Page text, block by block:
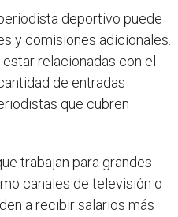
deportivo puede
y comisiones adicionales.
relacionadas con el
de entradas
que cubren
trabajan para grandes
canales de televisión o
a recibir salarios más